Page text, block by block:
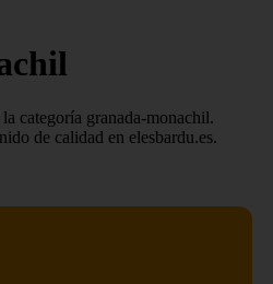
categoría granada-monachil.
de calidad en elesbardu.es.